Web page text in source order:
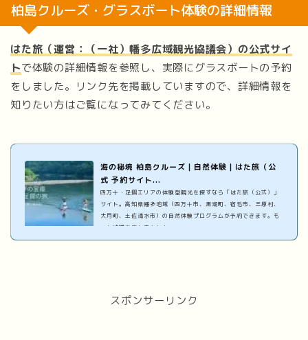
柏島クルーズ・グラスボート体験の詳細情報
はた旅（運営：（一社）幡多広域観光協議会）の公式サイ
トで体験の詳細情報を参照し、実際にグラスボートの予約
をしました。リンク先を掲載していますので、詳細情報を
知りたい方はご覧になってみてください。
海の秘境 柏島クルーズ｜自然体験｜はた旅（公
式 予約サイト...
四万十・足摺エリアの体験型観光を探すなら「はた旅（公式）」
サイト。高知県幡多地域（四万十市、黒潮町、宿毛市、三原村、
大月町、土佐清水市）の自然体験プログラムが予約できます。も
っと地球を楽しまんと！
スポンサーリンク